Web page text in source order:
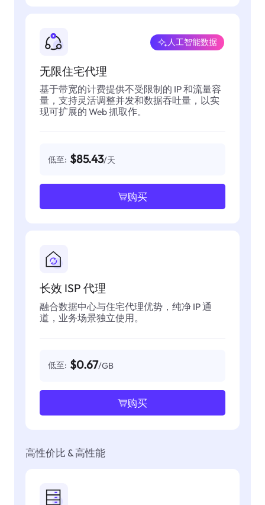
无限住宅代理
人工智能数据
基于带宽的计费提供不受限制的 IP 和流量容
量，支持灵活调整并发和数据吞吐量，以实
现可扩展的 Web 抓取作。
低至: $85.43/天
购买
长效 ISP 代理
融合数据中心与住宅代理优势，纯净 IP 通
道，业务场景独立使用。
低至: $0.67/GB
购买
高性价比 & 高性能